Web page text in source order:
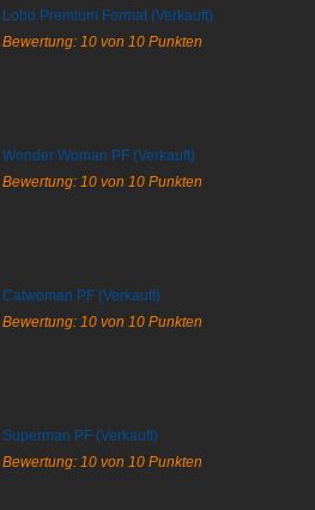
Lobo Premium Format (Verkauft)
Bewertung: 10 von 10 Punkten
Wonder Woman PF (Verkauft)
Bewertung: 10 von 10 Punkten
Catwoman PF (Verkauft)
Bewertung: 10 von 10 Punkten
Superman PF (Verkauft)
Bewertung: 10 von 10 Punkten